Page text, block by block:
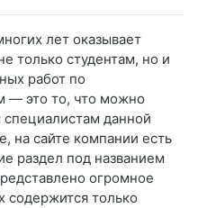
лет оказывает
только студентам, но и
работ по
— это то, что можно
данной
на сайте компании есть
раздел под названием
огромное
содержится только